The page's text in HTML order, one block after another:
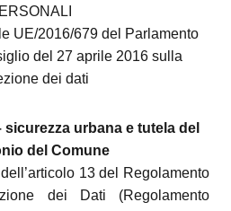
UE/2016/679 del Parlamento
del 27 aprile 2016 sulla
dei dati
sicurezza urbana e tutela del
del Comune
13 del Regolamento
dei Dati (Regolamento